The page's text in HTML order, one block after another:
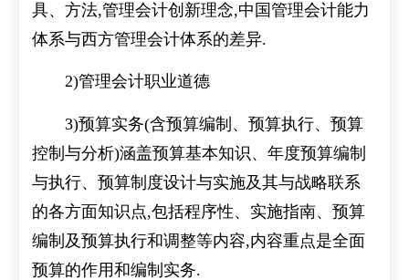
具、方法,管理会计创新理念,中国管理会计能力
体系与西方管理会计体系的差异.
2)管理会计职业道德
3)预算实务(含预算编制、预算执行、预算
控制与分析)涵盖预算基本知识、年度预算编制
与执行、预算制度设计与实施及其与战略联系
的各方面知识点,包括程序性、实施指南、预算
编制及预算执行和调整等内容,内容重点是全面
预算的作用和编制实务.